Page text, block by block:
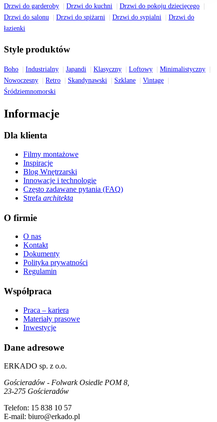
Drzwi do garderoby Drzwi do kuchni
Drzwi do pokoju dziecięcego
Drzwi do salonu
Drzwi do spiżarni Drzwi do sypialni
Drzwi do
łazienki
Style produktów
Boho Industrialny Japandi Klasyczny Loftowy
Minimalistyczny
Nowoczesny
Retro Skandynawski Szklane
Vintage
Śródziemnomorski
Informacje
Dla klienta
Filmy montażowe
Inspiracje
Blog Wnętrzarski
Innowacje i technologie
Często zadawane pytania (FAQ)
Strefa architekta
O firmie
O nas
Kontakt
Dokumenty
Polityka prywatności
Regulamin
Współpraca
Praca – kariera
Materiały prasowe
Inwestycje
Dane adresowe
ERKADO sp. z o.o.
Gościeradów - Folwark Osiedle POM 8,
23-275 Gościeradów
Telefon: 15 838 10 57
E-mail: biuro@erkado.pl